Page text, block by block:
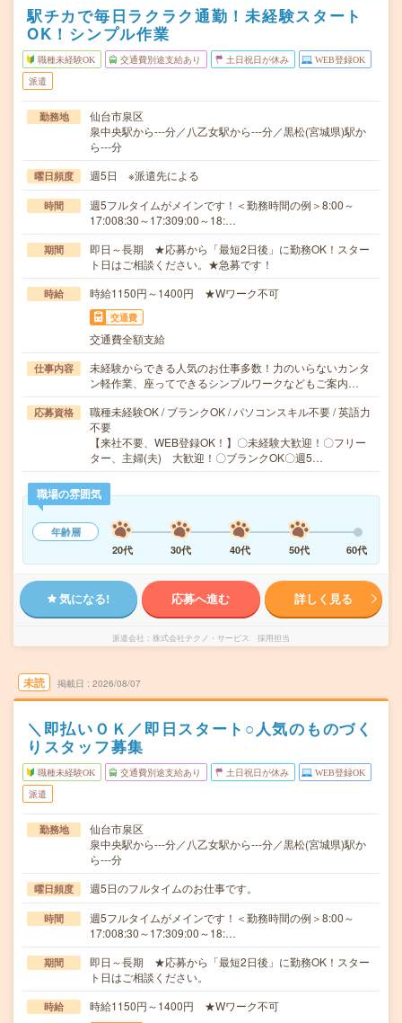
駅チカで毎日ラクラク通勤！未経験スタート
OK！シンプル作業
職種未経験OK 交通費別途支給あり 土日祝日が休み WEB登録OK
派遣
勤務地
仙台市泉区
泉中央駅から---分／八乙女駅から---分／黒松(宮城県)駅か
ら---分
曜日頻度 週5日 ※派遣先による
時間
週5フルタイムがメインです！＜勤務時間の例＞8:00～
17:008:30～17:309:00～18:…
期間
即日～長期 ★応募から「最短2日後」に勤務OK！スター
ト日はご相談ください。★急募です！
時給 時給1150円～1400円 ★Wワーク不可
交通費
交通費全額支給
仕事内容
未経験からできる人気のお仕事多数！力のいらないカンタ
ン軽作業、座ってできるシンプルワークなどもご案内…
応募資格
職種未経験OK / ブランクOK / パソコンスキル不要 / 英語力
不要
【来社不要、WEB登録OK！】〇未経験大歓迎！〇フリー
ター、主婦(夫) 大歓迎！〇ブランクOK〇週5…
職場の雰囲気
年齢層
20代
30代 40代 50代 60代
気になる! 応募へ進む 詳しく見る
派遣会社 株式会社テクノ・サービス 採用担当
未読 掲載日 2026/08/07
＼即払いＯＫ／即日スタート○人気のものづく
りスタッフ募集
職種未経験OK 交通費別途支給あり 土日祝日が休み WEB登録OK
派遣
勤務地
仙台市泉区
泉中央駅から---分／八乙女駅から---分／黒松(宮城県)駅か
ら---分
曜日頻度 週5日のフルタイムのお仕事です。
時間
週5フルタイムがメインです！＜勤務時間の例＞8:00～
17:008:30～17:309:00～18:…
期間
即日～長期 ★応募から「最短2日後」に勤務OK！スター
ト日はご相談ください。
時給 時給1150円～1400円 ★Wワーク不可